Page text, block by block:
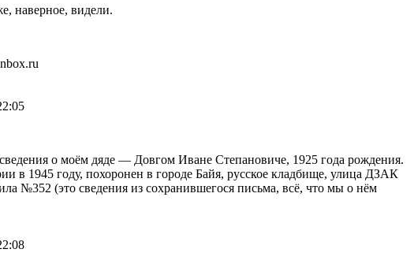
наверное, видели.
о моём дяде — Довгом Иване Степановиче, 1925 года рождения.
в 1945 году, похоронен в городе Байя, русское кладбище, улица ДЗАК
№352 (это сведения из сохранившегося письма, всё, что мы о нём